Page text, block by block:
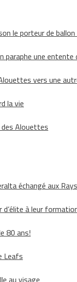
le porteur de ballon
paraphe une entente
vers une
la vie
Alouettes
échangé aux
à leur
80 ans!
Leafs
au visage